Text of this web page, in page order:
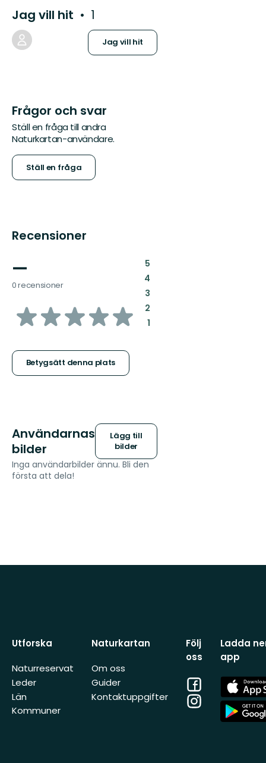
Jag vill hit 1
Jag vill hit
Frågor och svar
Ställ en fråga till andra
Naturkartan-användare.
Ställ en fråga
Recensioner
—
0 recensioner
av
stjärnor
Betygsätt denna plats
5:
4:
3:
2:
1:
Användarnas
bilder
Lägg till
bilder
Inga användarbilder ännu. Bli den
första att dela!
Utforska
Naturreservat
Leder
Län
Kommuner
Naturkartan
Om oss
Guider
Kontaktuppgifter
Följ
oss
Facebook
Instagram
Ladda
app
App
Store
App
Store